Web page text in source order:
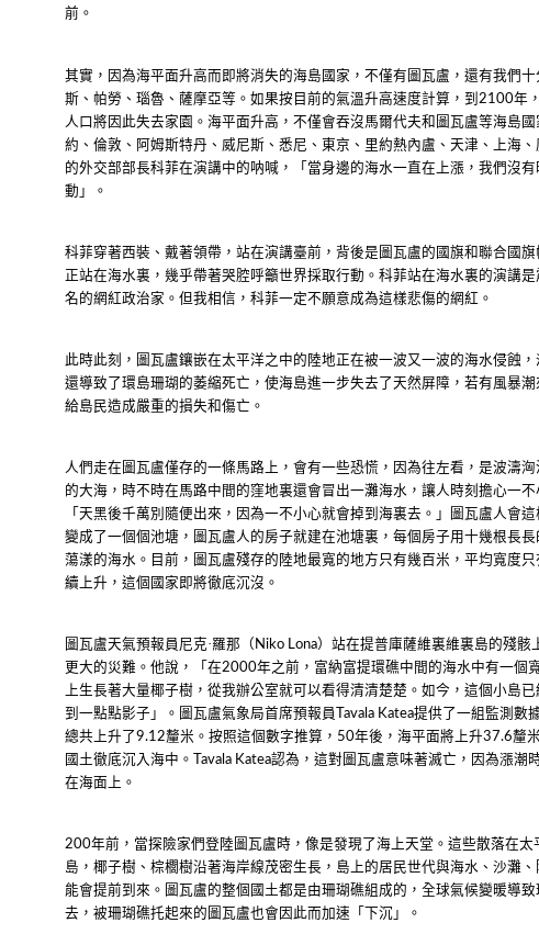
前。
其實，因為海平面升高而即將消失的海島國家，不僅有圖瓦盧，還有我們
斯、帕勞、瑙魯、薩摩亞等。如果按目前的氣溫升高速度計算，到 2100年
人口將因此失去家園。海平面升高，不僅會吞沒馬爾代夫和圖瓦盧等海島
約、倫敦、阿姆斯特丹、威尼斯、悉尼、東京、里約熱內盧、天津、上海
的外交部部長科菲在演講中的呐喊，「當身邊的海水一直在上漲，我們沒
動」。
科菲穿著西裝、戴著領帶，站在演講臺前，背後是圖瓦盧的國旗和聯合國
正站在海水裏，幾乎帶著哭腔呼籲世界採取行動。科菲站在海水裏的演講
名的網紅政治家。但我相信，科菲一定不願意成為這樣悲傷的網紅。
此時此刻，圖瓦盧鑲嵌在太平洋之中的陸地正在被一波又一波的海水侵蝕
還導致了環島珊瑚的萎縮死亡，使海島進一步失去了天然屏障，若有風暴
給島民造成嚴重的損失和傷亡。
人們走在圖瓦盧僅存的一條馬路上，會有一些恐慌，因為往左看，是波濤
的大海，時不時在馬路中間的窪地裏還會冒出一灘海水，讓人時刻擔心一
「天黑後千萬別隨便出來，因為一不小心就會掉到海裏去。」圖瓦盧人會
變成了一個個池塘，圖瓦盧人的房子就建在池塘裏，每個房子用十幾根長
蕩漾的海水。目前，圖瓦盧殘存的陸地最寬的地方只有幾百米，平均寬度
續上升，這個國家即將徹底沉沒。
圖瓦盧天氣預報員尼克·羅那（ Niko Lona）站在提普庫薩維裏維裏島的殘骸
更大的災難。他說，「在2000年之前，富納富提環礁中間的海水中有一個
上生長著大量椰子樹，從我辦公室就可以看得清清楚楚。如今，這個小島
到一點點影子」。圖瓦盧氣象局首席預報員
Tavala Katea提供了一組監測數
總共上升了9.12釐米。按照這個數字推算， 50年後，海平面將上升37.6釐
國土徹底沉入海中。
Tavala Katea認為，這對圖瓦盧意味著滅亡，因為漲潮
在海面上。
200年前，當探險家們登陸圖瓦盧時，像是發現了海上天堂。這些散落在
島，椰子樹、棕櫚樹沿著海岸線茂密生長，島上的居民世代與海水、沙灘
能會提前到來。圖瓦盧的整個國土都是由珊瑚礁組成的，全球氣候變暖導
去，被珊瑚礁托起來的圖瓦盧也會因此而加速「下沉」。